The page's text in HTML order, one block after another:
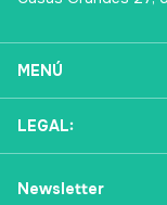
MENÚ
LEGAL: